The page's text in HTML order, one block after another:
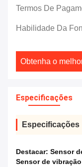
Termos De
Habilidade Da
Obtenha o
Especificações
Especificações
Destacar: Sensor
Sensor de